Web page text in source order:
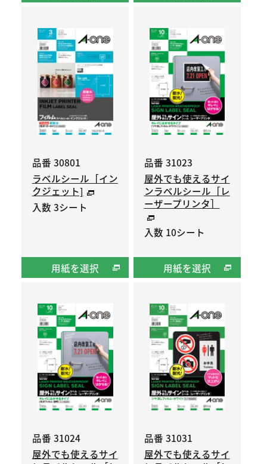
品番 30801
ラベルシール［イン
クジェット]
入数 3シート
用紙を選択
品番 31023
屋外でも使えるサイ
ンラベルシール［レ
ーザープリンタ］
入数 10シート
用紙を選択
品番 31024
屋外でも使えるサイ
品番 31031
屋外でも使えるサイ